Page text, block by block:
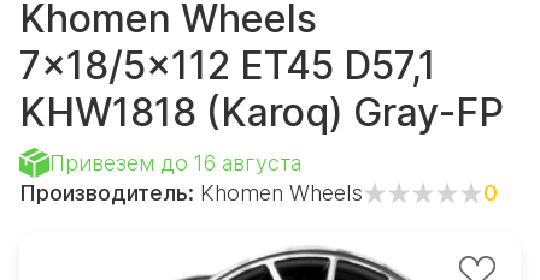
Khomen Wheels
7x18/5x112 ET45 D57,1
KHW1818 (Karoq) Gray-FP
Привезем до 16 августа
Производитель: Khomen Wheels 0